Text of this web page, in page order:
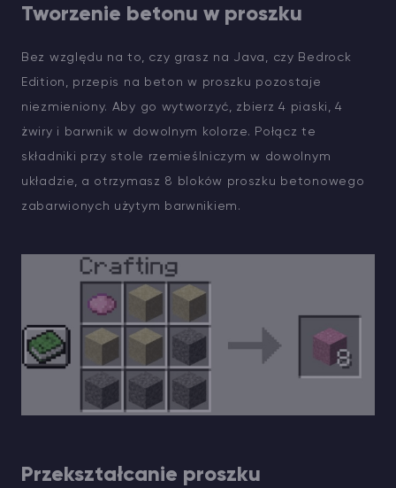
Tworzenie betonu w proszku
Bez względu na to, czy grasz na Java, czy Bedrock
Edition, przepis na beton w proszku pozostaje
niezmieniony. Aby go wytworzyć, zbierz 4 piaski, 4
żwiry i barwnik w dowolnym kolorze. Połącz te
składniki przy stole rzemieślniczym w dowolnym
układzie, a otrzymasz 8 bloków proszku betonowego
zabarwionych użytym barwnikiem.
Przekształcanie proszku